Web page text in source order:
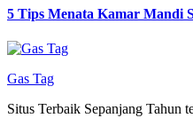
5 Tips Menata Kamar Mandi
Gas Tag
Situs Terbaik Sepanjang Tahun